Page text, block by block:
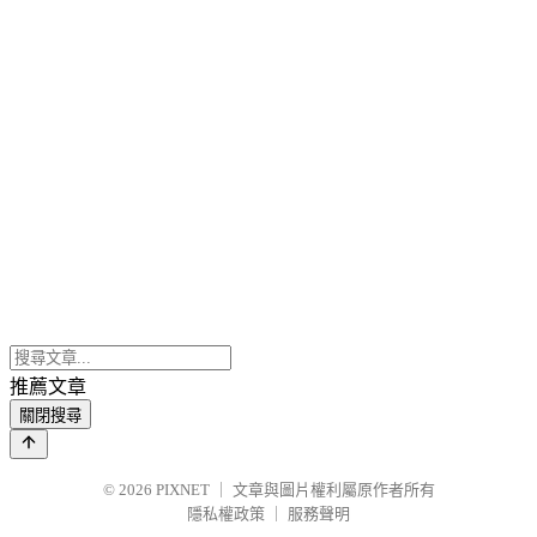
推薦文章
關閉搜尋
© 2026 PIXNET
文章與圖片權利屬原作者所有
隱私權政策
服務聲明